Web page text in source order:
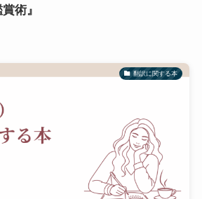
術』
翻訳に関する本